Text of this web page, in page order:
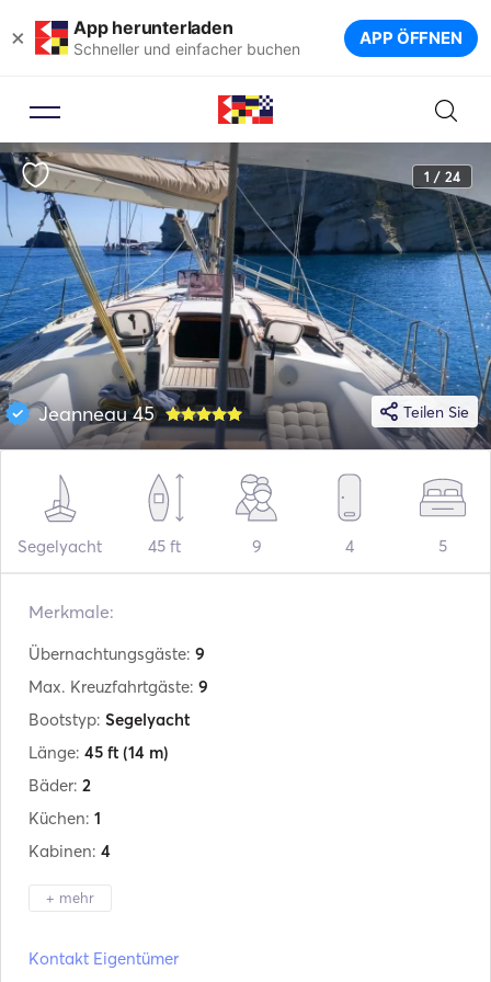
× App herunterladen
Schneller und einfacher buchen APP ÖFFNEN
1 / 24
Teilen Sie
Jeanneau 45
Segelyacht 45 ft 9 4 5
Merkmale:
Übernachtungsgäste: 9
Max. Kreuzfahrtgäste: 9
Bootstyp: Segelyacht
Länge: 45 ft (14 m)
Bäder: 2
Küchen: 1
Kabinen: 4
+ mehr
Kontakt Eigentümer